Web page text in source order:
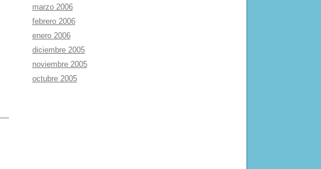
marzo 2006
febrero 2006
enero 2006
diciembre 2005
noviembre 2005
octubre 2005